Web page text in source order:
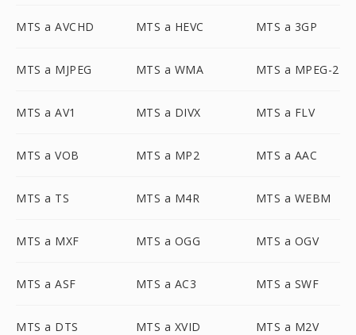
MTS a AVCHD MTS a HEVC MTS a 3GP
MTS a MJPEG MTS a WMA MTS a MPEG-2
MTS a AV1 MTS a DIVX MTS a FLV
MTS a VOB MTS a MP2 MTS a AAC
MTS a TS MTS a M4R MTS a WEBM
MTS a MXF MTS a OGG MTS a OGV
MTS a ASF MTS a AC3 MTS a SWF
MTS a DTS MTS a XVID MTS a M2V